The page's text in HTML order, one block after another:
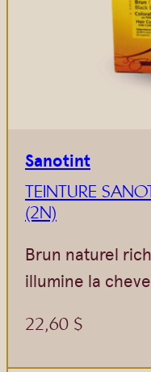
Savons en barre
Sanotint
TEINTURE
(2N)
Brun naturel
illumine la
22,60 $